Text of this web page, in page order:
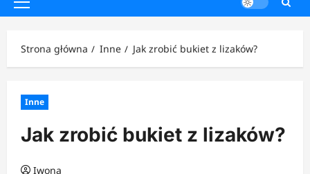
Menu
Strona główna
Inne Jak zrobić bukiet z lizaków?
Inne
Jak zrobić bukiet z lizaków?
Iwona